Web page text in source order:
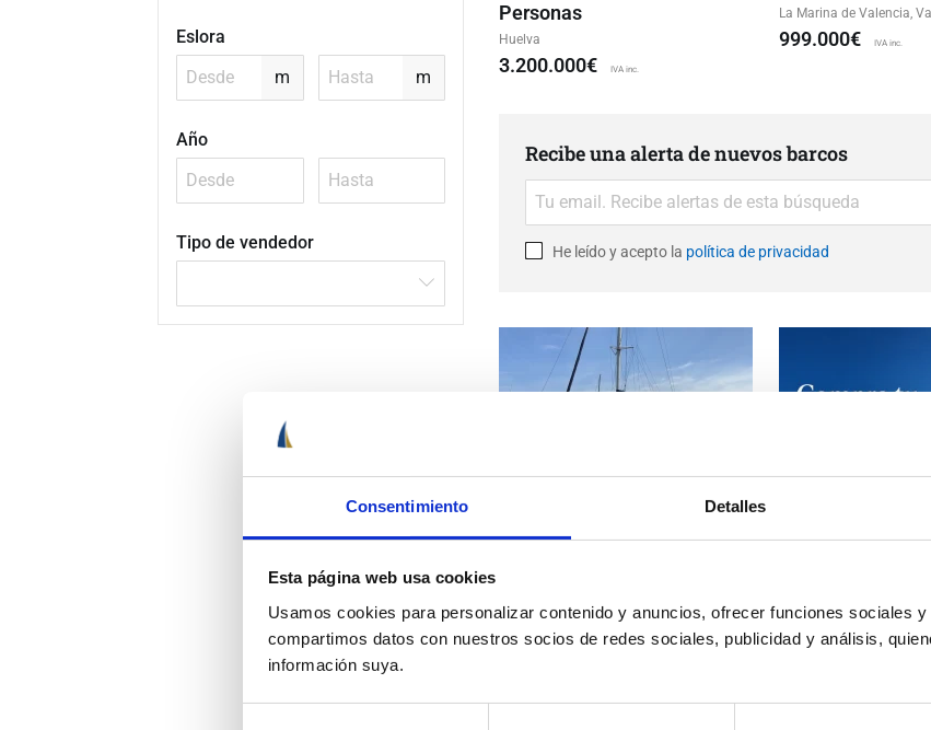
Consentimiento Detalles
Esta página web usa cookies
Usamos cookies para personalizar contenido y anuncios, ofrecer funciones sociales
compartimos datos con nuestros socios de redes sociales, publicidad y análisis,
información suya.
Eslora
m
m
Año
Tipo de vendedor
Personas
Huelva
3.200.000€ IVA inc.
La Marina de Valencia,
999.000€ IVA inc.
Recibe una alerta de nuevos barcos
He leído y acepto la política de privacidad
Seawind 1000
117.000€ IVA inc.